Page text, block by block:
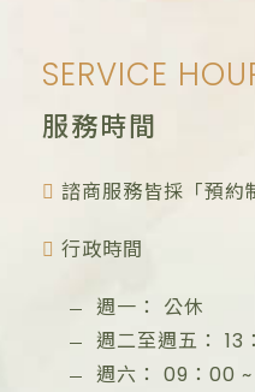
SERVICE
服務時間
諮商服務皆採「預約
行政時間
週一：
公休
週二至週五： 13
週六： 09：00 ~